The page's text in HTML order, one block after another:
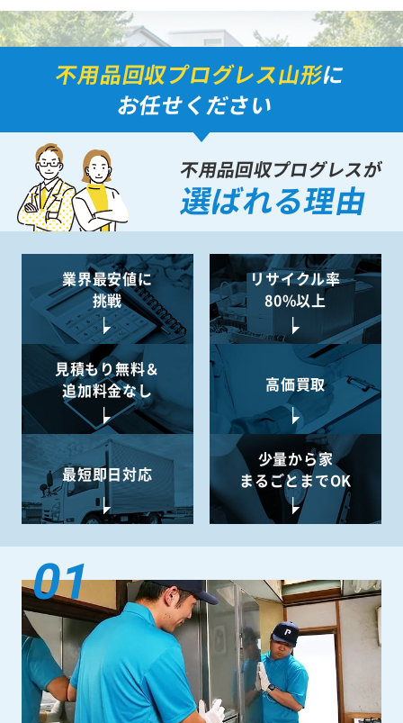
不用品回収プログレス山形に
お任せください
不用品回収プログレスが
選ばれる理由
業界最安値に
挑戦
リサイクル率
80%以上
見積もり無料＆
追加料金なし
高価買取
最短即日対応
少量から家
まるごとまでOK